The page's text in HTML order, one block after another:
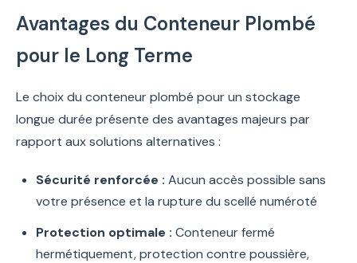
Avantages du Conteneur Plombé
pour le Long Terme
Le choix du conteneur plombé pour un stockage
longue durée présente des avantages majeurs par
rapport aux solutions alternatives :
Sécurité renforcée : Aucun accès possible sans
votre présence et la rupture du scellé numéroté
Protection optimale : Conteneur fermé
hermétiquement, protection contre poussière,